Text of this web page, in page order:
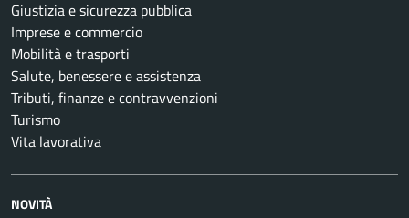
Giustizia e sicurezza pubblica
Imprese e commercio
Mobilità e trasporti
Salute, benessere e assistenza
Tributi, finanze e contravvenzioni
Turismo
Vita lavorativa
NOVITÀ